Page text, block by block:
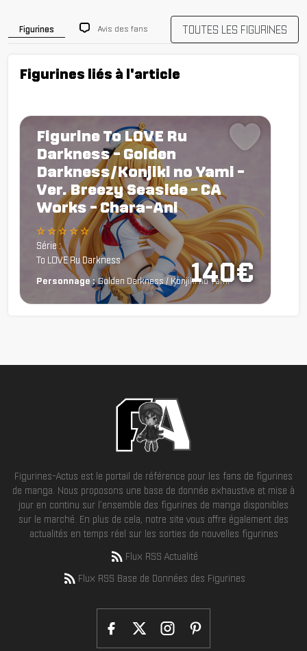
Figurines Avis des fans TOUTES LES FIGURINES
Figurines liés à l'article
140€
Figurine To LOVE Ru
Darkness - Golden
Darkness/Konjiki no Yami -
Ver. Breezy Seaside - CA
Works - Chara-Ani
☆ ☆ ☆ ☆ ☆
Série :
To LOVE Ru Darkness
Personnage : Golden Darkness / Konjiki no Yami
Figurines-Actus est le portail de référence pour les fans de figurines
de manga. Nous proposons une base de donnée exhaustive et mise à
jour en continu sur l'ensemble des figurines de manga disponibles
sur le marché. En plus de cela, notre site vous offre également des
actualités en temps réel sur les sorties de nouvelles figurines
Flux RSS Actualité
Flux RSS Base de Données des Figurines